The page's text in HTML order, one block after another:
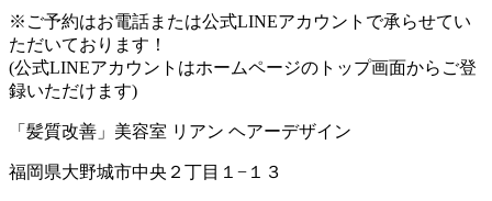
※ご予約はお電話または公式LINEアカウントで承らせてい
ただいております！
(公式LINEアカウントはホームページのトップ画面からご登
録いただけます)
「髪質改善」美容室 リアン ヘアーデザイン
福岡県大野城市中央２丁目１−１３